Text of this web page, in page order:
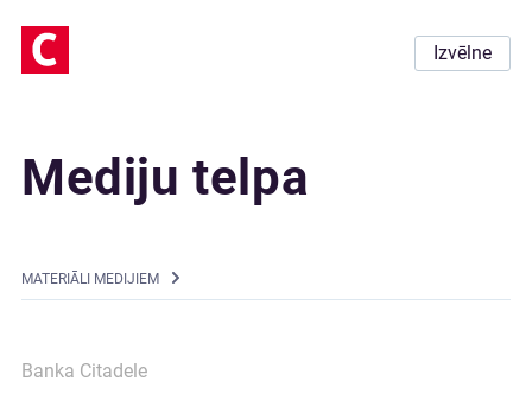
Izvēlne
Mediju telpa
MATERIĀLI MEDIJIEM
Banka Citadele